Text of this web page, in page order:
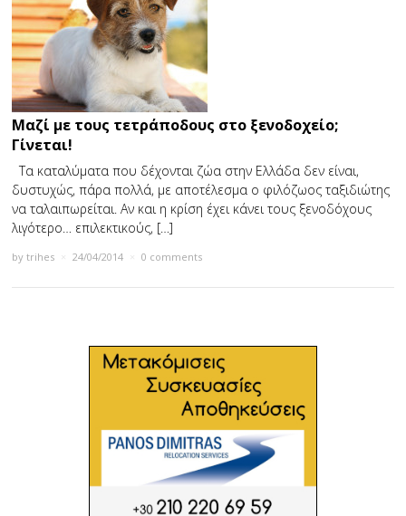
Μαζί με τους τετράποδους στο ξενοδοχείο;
Γίνεται!
Τα καταλύματα που δέχονται ζώα στην Ελλάδα δεν είναι,
δυστυχώς, πάρα πολλά, με αποτέλεσμα ο φιλόζωος ταξιδιώτης
να ταλαιπωρείται. Αν και η κρίση έχει κάνει τους ξενοδόχους
λιγότερο… επιλεκτικούς, […]
bytrihes 24/04/2014 0 comments